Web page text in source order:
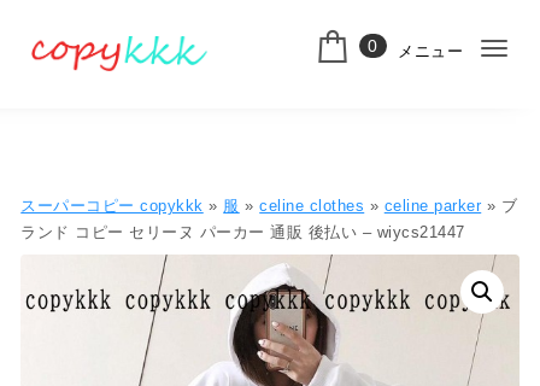
0 メニュー
ナ
ー
ョ
スーパーコピー copykkk » 服 »celine clothes » celine parker » ブ
ランド コピー セリーヌ パーカー 通販 後払い – wiycs21447